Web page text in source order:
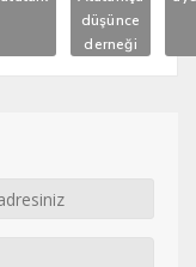
düşünce
derneği